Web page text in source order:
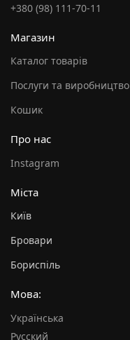
+380 (98) 111-70-11
Магазин
Каталог товарів
Послуги та виробництво
Кошик
Про нас
Instagram
Міста
Київ
Бровари
Бориспіль
Мова:
Українська
Русский